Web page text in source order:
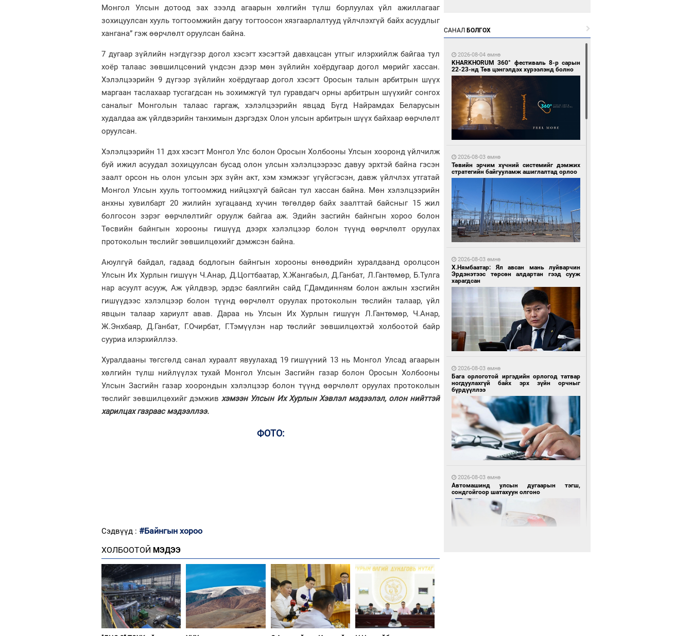
Монгол Улсын дотоод зах зээлд агаарын хөлгийн түлш борлуулах үйл ажиллагааг
зохицуулсан хууль тогтоомжийн дагуу тогтоосон хязгаарлалтууд үйлчлэхгүй байх асуудлыг
хангана” гэж өөрчлөлт оруулсан байна.
7 дугаар зүйлийн нэгдүгээр догол хэсэгт хэсэгтэй давхацсан утгыг илэрхийлж байгаа тул
хоёр талаас зөвшилцсөний үндсэн дээр мөн зүйлийн хоёрдугаар догол мөрийг хассан.
Хэлэлцээрийн 9 дүгээр зүйлийн хоёрдугаар догол хэсэгт Оросын талын арбитрын шүүх
маргаан таслахаар тусгагдсан нь зохимжгүй тул гуравдагч орны арбитрын шүүхийг сонгох
саналыг Монголын талаас гаргаж, хэлэлцээрийн явцад Бүгд Найрамдах Беларусын
худалдаа аж үйлдвэрийн танхимын дэргэдэх Олон улсын арбитрын шүүх байхаар өөрчлөлт
оруулсан.
Хэлэлцээрийн 11 дэх хэсэгт Монгол Улс болон Оросын Холбооны Улсын хооронд үйлчилж
буй ижил асуудал зохицуулсан бусад олон улсын хэлэлцээрээс давуу эрхтэй байна гэсэн
заалт орсон нь олон улсын эрх зүйн акт, хэм хэмжээг үгүйсгэсэн, давж үйлчлэх утгатай
Монгол Улсын хууль тогтоомжид нийцэхгүй байсан тул хассан байна. Мөн хэлэлцээрийн
анхны хувилбарт 20 жилийн хугацаанд хүчин төгөлдөр байх заалттай байсныг 15 жил
болгосон зэрэг өөрчлөлтийг оруулж байгаа аж. Эдийн засгийн байнгын хороо болон
Төсвийн байнгын хорооны гишүүд дээрх хэлэлцээр болон түүнд өөрчлөлт оруулах
протоколын төслийг зөвшилцөхийг дэмжсэн байна.
Аюулгүй байдал, гадаад бодлогын байнгын хорооны өнөөдрийн хуралдаанд оролцсон
Улсын Их Хурлын гишүүн Ч.Анар, Д.Цогтбаатар, Х.Жангабыл, Д.Ганбат, Л.Гантөмөр, Б.Тулга
нар асуулт асууж, Аж үйлдвэр, эрдэс баялгийн сайд Г.Дамдинням болон ажлын хэсгийн
гишүүдээс хэлэлцээр болон түүнд өөрчлөлт оруулах протоколын төслийн талаар, үйл
явцын талаар хариулт авав. Дараа нь Улсын Их Хурлын гишүүн Л.Гантөмөр, Ч.Анар,
Ж.Энхбаяр, Д.Ганбат, Г.Очирбат, Г.Тэмүүлэн нар төслийг зөвшилцөхтэй холбоотой байр
сууриа илэрхийллээ.
Хуралдааны төгсгөлд санал хураалт явуулахад 19 гишүүний 13 нь Монгол Улсад агаарын
хөлгийн түлш нийлүүлэх тухай Монгол Улсын Засгийн газар болон Оросын Холбооны
Улсын Засгийн газар хоорондын хэлэлцээр болон түүнд өөрчлөлт оруулах протоколын
төслийг зөвшилцөхийг дэмживхэмээн Улсын Их Хурлын Хэвлэл мэдээлэл, олон нийттэй
харилцах газраас мэдээллээ.
ФОТО:
Сэдвүүд : #Байнгын хороо
ХОЛБООТОЙ МЭДЭЭ
1 өдрийн өмнө өмнө
1 өдрийн өмнө өмнө
1 өдрийн өмнө өмнө
Ирландын алдарт Boyzone хамтлагийн
1 өдрийн өмнө өмнө
Нарны эрчим хүчээр гэрэлтдэг үйлдвэр
1 өдрийн өмнө өмнө
Монгол Улсын волейболын шигшээ баг
өнөөдөр Хятадын эсрэг тоглоно
САНАЛ БОЛГОХ
2026-08-04 өмнө
KHARKHORUM 360° фестиваль 8-р сарын
22-23-нд Төв цэнгэлдэх хүрээлэнд болно
2026-08-03 өмнө
Төвийн эрчим хүчний системийг дэмжих
стратегийн байгууламж ашиглалтад орлоо
2026-08-03 өмнө
Х.Нямбаатар: Ял авсан мань луйварчин
Эрдэнэтээс төрсөн алдартан гээд сууж
харагдсан
2026-08-03 өмнө
Бага орлоготой иргэдийн орлогод татвар
ногдуулахгүй байх эрх зүйн орчныг
бүрдүүллээ
2026-08-03 өмнө
Автомашинд улсын дугаарын тэгш,
сондгойгоор шатахуун олгоно